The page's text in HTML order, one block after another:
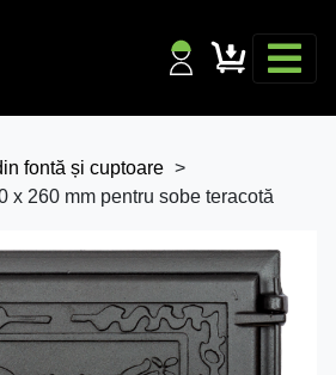
fontă și cuptoare >
x 260 mm pentru sobe teracotă